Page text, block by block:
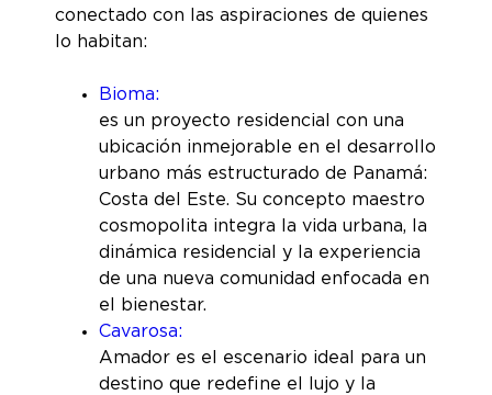
conectado con las aspiraciones de quienes
lo habitan:
Bioma:
es un proyecto residencial con una
ubicación inmejorable en el desarrollo
urbano más estructurado de Panamá:
Costa del Este. Su concepto maestro
cosmopolita integra la vida urbana, la
dinámica residencial y la experiencia
de una nueva comunidad enfocada en
el bienestar.
Cavarosa:
Amador es el escenario ideal para un
destino que redefine el lujo y la